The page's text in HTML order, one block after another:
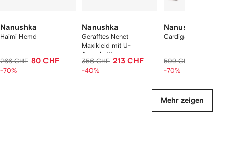
Nanushka
Haimi Hemd
266 CHF 80 CHF
-70%
Nanushka
Gerafftes Nenet
Maxikleid mit U-
Ausschnitt
356 CHF 213 CHF
-40%
Nanushka
Cardigan aus Wolle
509 CHF
-70%
Mehr zeigen